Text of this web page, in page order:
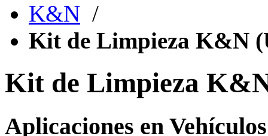
K&N
Kit de Limpieza K&N
Kit de Limpieza
Aplicaciones en Vehículos